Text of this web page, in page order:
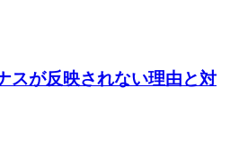
スが反映されない理由と対